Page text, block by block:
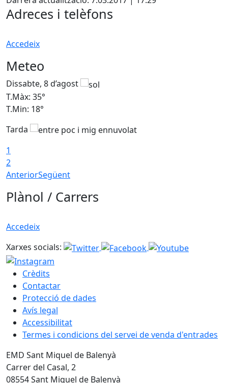
Adreces i telèfons
Accedeix
Meteo
Dissabte, 8 d’agost
T.Màx: 35°
T.Min: 18°
Tarda
1
2
AnteriorSegüent
Plànol / Carrers
Accedeix
Xarxes socials:
Crèdits
Contactar
Protecció de dades
Avís legal
Accessibilitat
Termes i condicions del servei de venda d'entrades
EMD Sant Miquel de Balenyà
Carrer del Casal, 2
08554 Sant Miquel de Balenyà